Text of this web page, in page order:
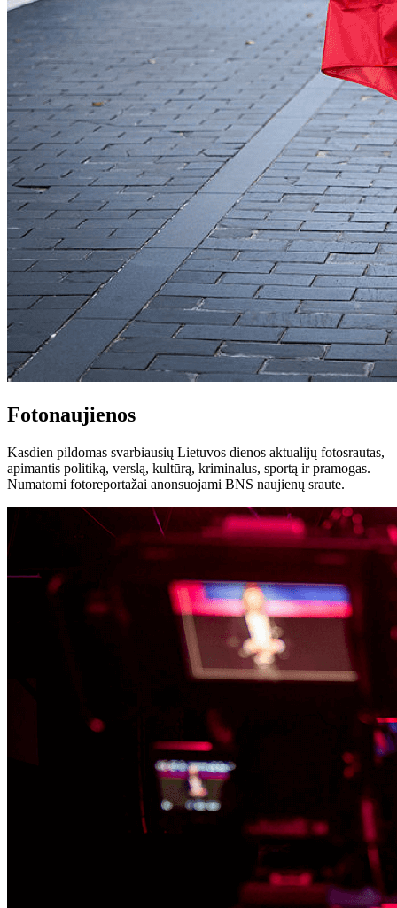
Fotonaujienos
Kasdien pildomas svarbiausių Lietuvos dienos aktualijų fotosrautas,
apimantis politiką, verslą, kultūrą, kriminalus, sportą ir pramogas.
Numatomi fotoreportažai anonsuojami BNS naujienų sraute.